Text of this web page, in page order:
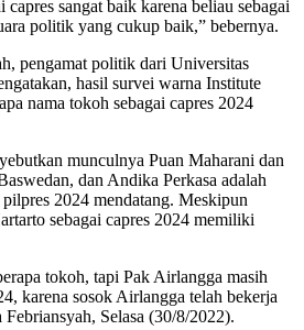
capres sangat baik karena beliau sebagai
politik yang cukup baik,” bebernya.
pengamat politik dari Universitas
hasil survei warna Institute
nama tokoh sebagai capres 2024
munculnya Puan Maharani dan
dan Andika Perkasa adalah
2024 mendatang. Meskipun
sebagai capres 2024 memiliki
tokoh, tapi Pak Airlangga masih
karena sosok Airlangga telah bekerja
Selasa (30/8/2022).